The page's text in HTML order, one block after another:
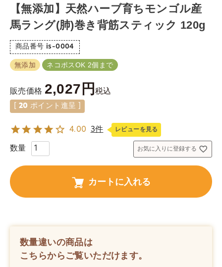
【無添加】天然ハーブ育ちモンゴル産
馬ラング(肺)巻き背筋スティック 120g
商品番号 is-0004
無添加 ネコポスOK 2個まで
販売価格 2,027 税込
20 ポイント進呈 ]
4.00 3件 レビューを見る
お気に入りに登録する
カートに入れる
数量違いの商品は
こちらからご覧いただけます。